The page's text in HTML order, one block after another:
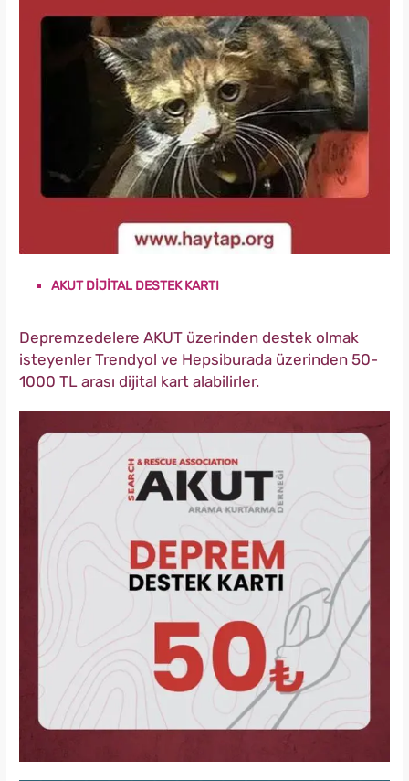
AKUT DİJİTAL DESTEK KARTI
Depremzedelere AKUT üzerinden destek olmak
isteyenler Trendyol ve Hepsiburada üzerinden 50-
1000 TL arası dijital kart alabilirler.